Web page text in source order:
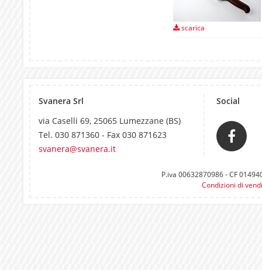
scarica
Svanera Srl
via Caselli 69, 25065 Lumezzane (BS)
Tel. 030 871360 - Fax 030 871623
svanera@svanera.it
Social
P.iva 00632870986 - CF
Condizioni di